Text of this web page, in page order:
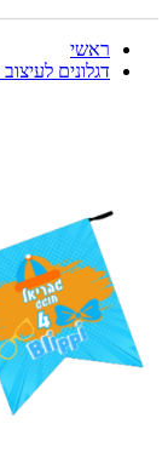
ראשי
דגלונים